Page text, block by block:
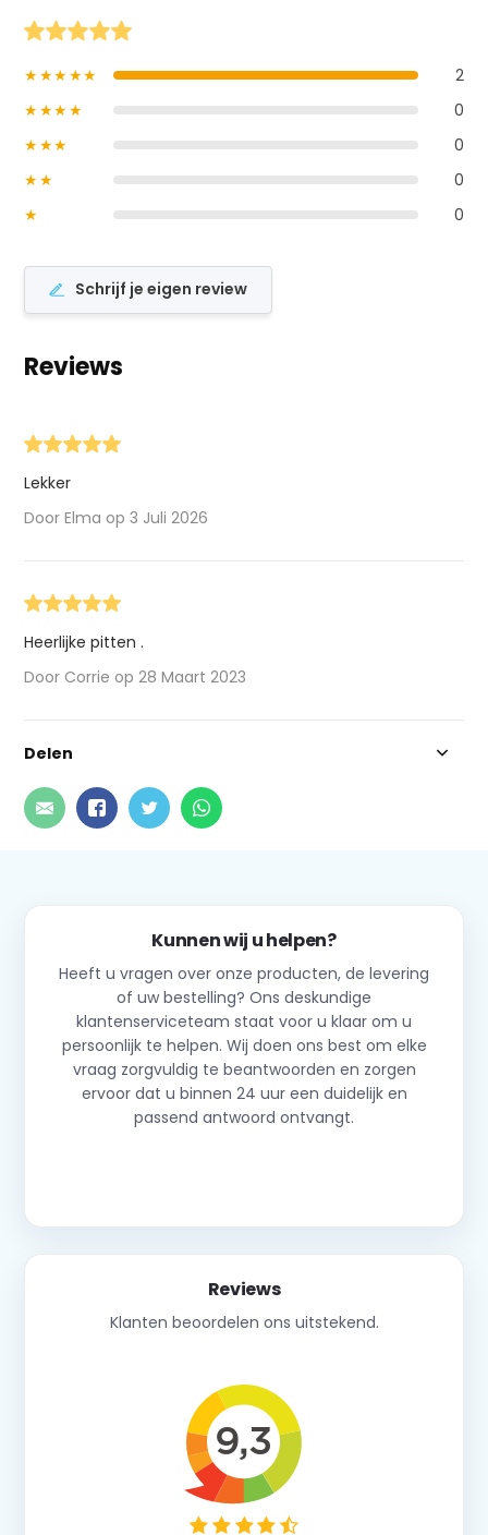
★★★★★
2
★★★★
0
★★★
0
★★
0
★
0
Schrijf je eigen review
Reviews
Lekker
Door Elma op 3 Juli 2026
Heerlijke pitten .
Door Corrie op 28 Maart 2023
Delen
Kunnen wij u helpen?
Heeft u vragen over onze producten, de levering
of uw bestelling? Ons deskundige
klantenserviceteam staat voor u klaar om u
persoonlijk te helpen. Wij doen ons best om elke
vraag zorgvuldig te beantwoorden en zorgen
ervoor dat u binnen 24 uur een duidelijk en
passend antwoord ontvangt.
Reviews
Klanten beoordelen ons uitstekend.